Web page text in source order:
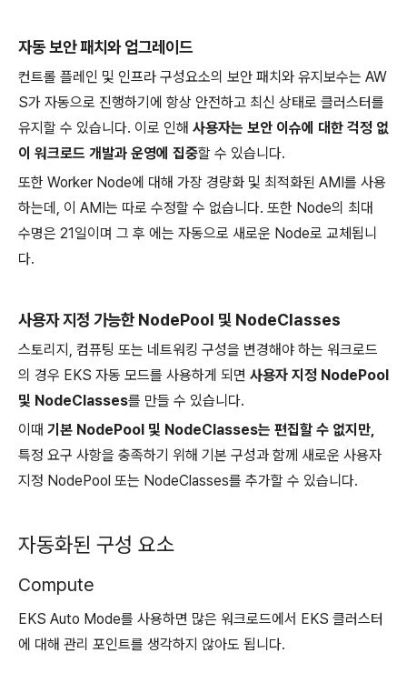
자동 보안 패치와 업그레이드
컨트롤 플레인 및 인프라 구성요소의 보안 패치와 유지보수는 AW
S가 자동으로 진행하기에 항상 안전하고 최신 상태로 클러스터를
유지할 수 있습니다. 이로 인해 사용자는 보안 이슈에 대한 걱정 없
이 워크로드 개발과 운영에 집중할 수 있습니다.
또한 Worker Node에 대해 가장 경량화 및 최적화된 AMI를 사용
하는데, 이 AMI는 따로 수정할 수 없습니다. 또한 Node의 최대
수명은 21일이며 그 후 에는 자동으로 새로운 Node로 교체됩니
다.
사용자 지정 가능한 NodePool 및 NodeClasses
스토리지, 컴퓨팅 또는 네트워킹 구성을 변경해야 하는 워크로드
의 경우 EKS 자동 모드를 사용하게 되면 사용자 지정 NodePool
및 NodeClasses를 만들 수 있습니다.
이때 기본 NodePool 및 NodeClasses는 편집할 수 없지만,
특정 요구 사항을 충족하기 위해 기본 구성과 함께 새로운 사용자
지정 NodePool 또는 NodeClasses를 추가할 수 있습니다.
자동화된 구성 요소
Compute
EKS Auto Mode를 사용하면 많은 워크로드에서 EKS 클러스터
에 대해 관리 포인트를 생각하지 않아도 됩니다.